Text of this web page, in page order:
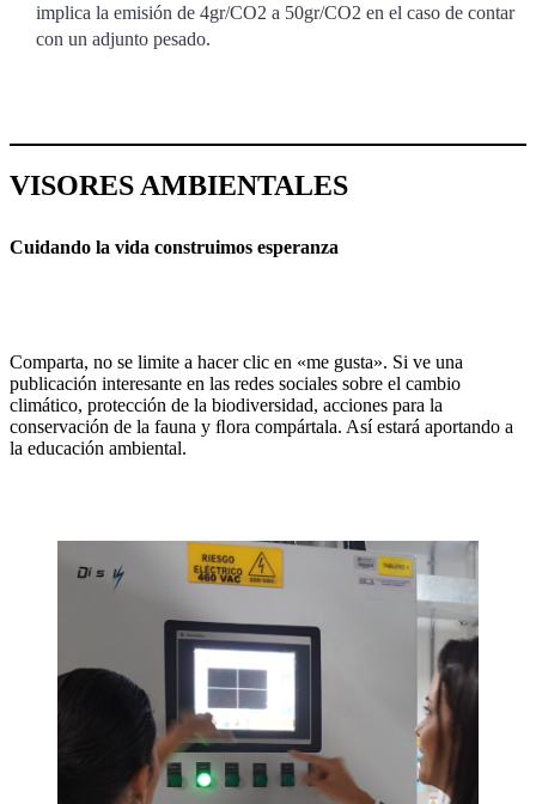
implica la emisión de 4gr/CO2 a 50gr/CO2 en el caso de contar
con un adjunto pesado.
VISORES AMBIENTALES
Cuidando la vida construimos esperanza
Comparta, no se limite a hacer clic en «me gusta». Si ve una
publicación interesante en las redes sociales sobre el cambio
climático, protección de la biodiversidad, acciones para la
conservación de la fauna y ﬂora compártala. Así estará aportando a
la educación ambiental.